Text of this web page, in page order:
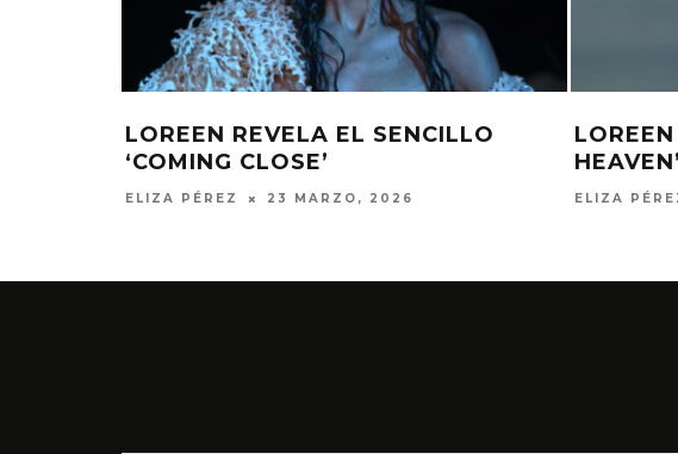
LOREEN REVELA EL SENCILLO
‘COMING CLOSE’
ELIZA PÉREZ 23 MARZO, 2026 ELIZA